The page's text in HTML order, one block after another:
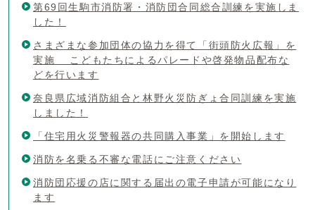
第69回生駒市消防署・消防団合同総合訓練を実施しま
した！
さまざまな参加団体の協力を得て「街頭防火広報」を
実施 こどもたちによるパレードや啓発物品配布な
どを行います
奈良県広域消防組合と林野火災防ぎょ合同訓練を実施
しました！
「住宅用火災警報器の共同購入事業」を開始します
消防を名乗る不審な電話にご注意ください
消防団応援の店に関する届出の電子申請が可能になり
ます